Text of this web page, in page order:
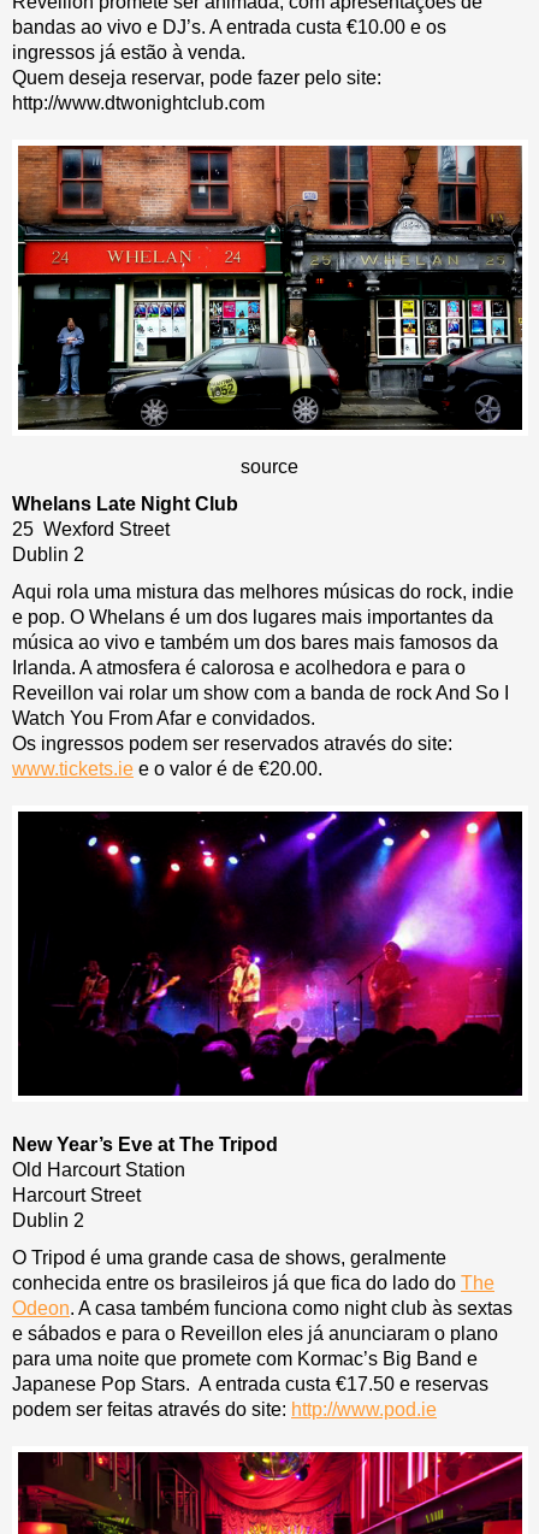
bandas ao vivo e DJ’s. A entrada custa €10.00 e os
ingressos já estão à venda.
Quem deseja reservar, pode fazer pelo site:
http://www.dtwonightclub.com
source
Whelans Late Night Club
25 Wexford Street
Dublin 2
Aqui rola uma mistura das melhores músicas do rock, indie
e pop. O Whelans é um dos lugares mais importantes da
música ao vivo e também um dos bares mais famosos da
Irlanda. A atmosfera é calorosa e acolhedora e para o
Reveillon vai rolar um show com a banda de rock And So I
Watch You From Afar e convidados.
Os ingressos podem ser reservados através do site:
www.tickets.ie e o valor é de €20.00.
New Year’s Eve at The Tripod
Old Harcourt Station
Harcourt Street
Dublin 2
O Tripod é uma grande casa de shows, geralmente
conhecida entre os brasileiros já que fica do lado do The
Odeon. A casa também funciona como night club às sextas
e sábados e para o Reveillon eles já anunciaram o plano
para uma noite que promete com Kormac’s Big Band e
Japanese Pop Stars. A entrada custa €17.50 e reservas
podem ser feitas através do site: http://www.pod.ie